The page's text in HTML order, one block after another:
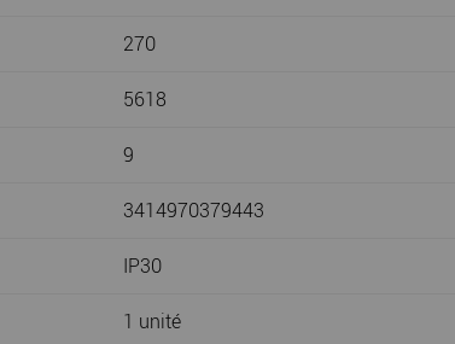
270
5618
9
3414970379443
IP30
1 unité